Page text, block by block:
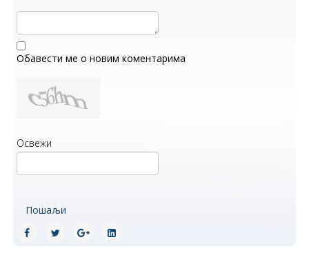
Обавести ме о новим коментарима
Освежи
Пошаљи